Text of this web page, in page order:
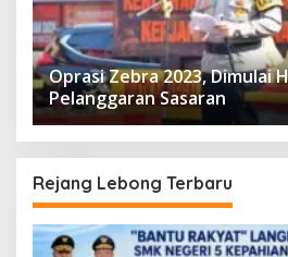
Oprasi Zebra 2023, Dimulai
Pelanggaran Sasaran
Rejang Lebong Terbaru